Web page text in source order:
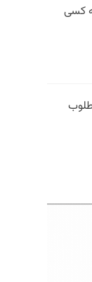
فوتبال ۳۶۰ را چه کسی